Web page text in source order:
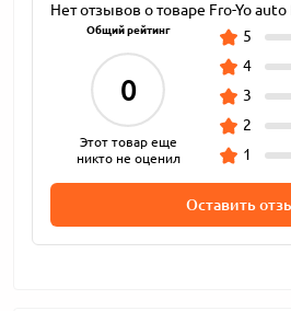
Нет отзывов о товаре Fro-Yo
Общий рейтинг
0
Этот товар еще
никто не оценил
5
4
3
2
1
Оставить